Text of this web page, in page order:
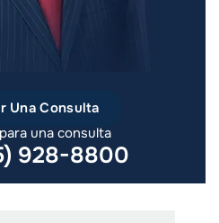
Una Consulta
una consulta
928-8800